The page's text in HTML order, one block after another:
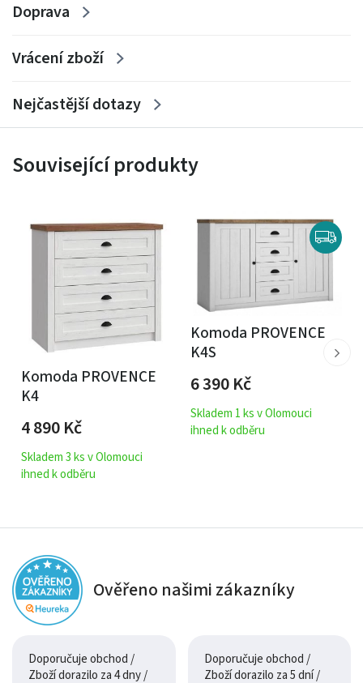
Doprava
Vrácení zboží
Nejčastější dotazy
Související produkty
Komoda PROVENCE
K4
4 890Kč
Skladem 3 ks v Olomouci
ihned k odběru
Komoda PROVENCE
K4S
6 390Kč
Skladem 1 ks v Olomouci
ihned k odběru
Ověřeno našimi zákazníky
Doporučuje obchod /
Zboží dorazilo za 4 dny /
Doporučuje obchod /
Zboží dorazilo za 5 dní /